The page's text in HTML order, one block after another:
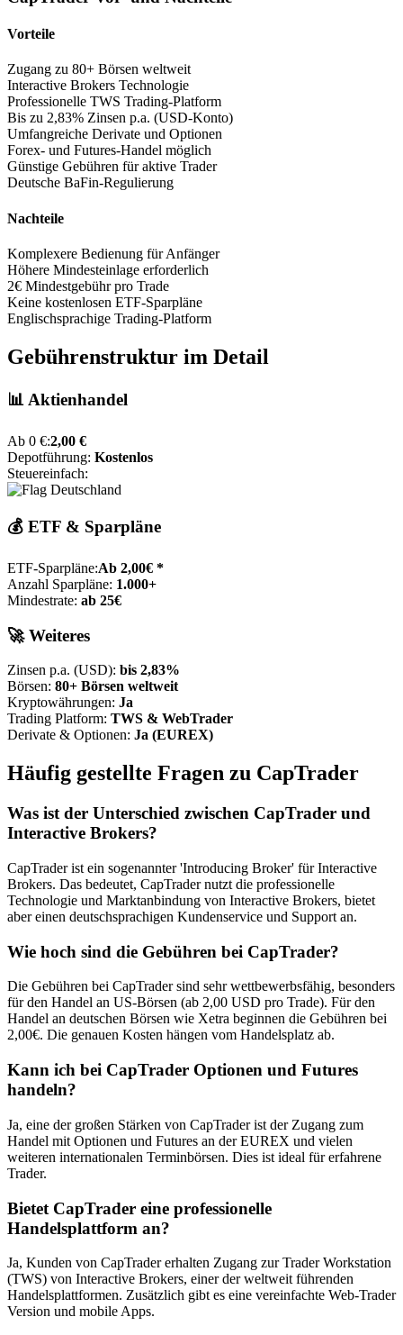
Vorteile
Zugang zu 80+ Börsen weltweit
Interactive Brokers Technologie
Professionelle TWS Trading-Platform
Bis zu 2,83% Zinsen p.a. (USD-Konto)
Umfangreiche Derivate und Optionen
Forex- und Futures-Handel möglich
Günstige Gebühren für aktive Trader
Deutsche BaFin-Regulierung
Nachteile
Komplexere Bedienung für Anfänger
Höhere Mindesteinlage erforderlich
2€ Mindestgebühr pro Trade
Keine kostenlosen ETF-Sparpläne
Englischsprachige Trading-Platform
Gebührenstruktur im Detail
📊 Aktienhandel
Ab 0 €:2,00 €
Depotführung: Kostenlos
Steuereinfach:
💰 ETF & Sparpläne
ETF-Sparpläne:Ab 2,00€ *
Anzahl Sparpläne: 1.000+
Mindestrate: ab 25€
🚀 Weiteres
Zinsen p.a. (USD): bis 2,83%
Börsen: 80+ Börsen weltweit
Kryptowährungen: Ja
Trading Platform: TWS & WebTrader
Derivate & Optionen: Ja (EUREX)
Häufig gestellte Fragen zu CapTrader
Was ist der Unterschied zwischen CapTrader und
Interactive Brokers?
CapTrader ist ein sogenannter 'Introducing Broker' für Interactive
Brokers. Das bedeutet, CapTrader nutzt die professionelle
Technologie und Marktanbindung von Interactive Brokers, bietet
aber einen deutschsprachigen Kundenservice und Support an.
Wie hoch sind die Gebühren bei CapTrader?
Die Gebühren bei CapTrader sind sehr wettbewerbsfähig, besonders
für den Handel an US-Börsen (ab 2,00 USD pro Trade). Für den
Handel an deutschen Börsen wie Xetra beginnen die Gebühren bei
2,00€. Die genauen Kosten hängen vom Handelsplatz ab.
Kann ich bei CapTrader Optionen und Futures
handeln?
Ja, eine der großen Stärken von CapTrader ist der Zugang zum
Handel mit Optionen und Futures an der EUREX und vielen
weiteren internationalen Terminbörsen. Dies ist ideal für erfahrene
Trader.
Bietet CapTrader eine professionelle
Handelsplattform an?
Ja, Kunden von CapTrader erhalten Zugang zur Trader Workstation
(TWS) von Interactive Brokers, einer der weltweit führenden
Handelsplattformen. Zusätzlich gibt es eine vereinfachte Web-Trader
Version und mobile Apps.